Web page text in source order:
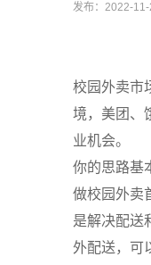
发布：2022-
校园外卖市
境，美团、
业机会。
你的思路基
做校园外卖
是解决配送
外配送，可